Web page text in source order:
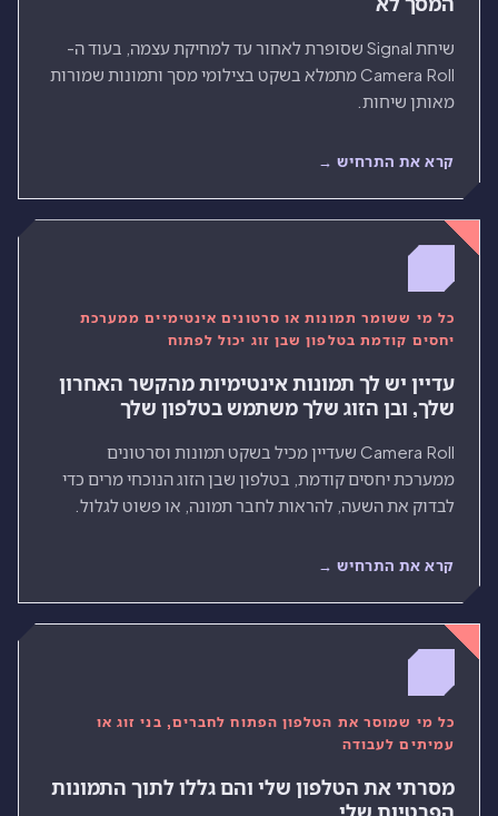
שיחת Signal שסופרת לאחור עד למחיקת עצמה, בעוד ה-
Camera Roll מתמלא בשקט בצילומי מסך ותמונות שמורות
מאותן שיחות.
קרא את התרחיש →
כל מי ששומר תמונות או סרטונים אינטימיים ממערכת
יחסים קודמת בטלפון שבן זוג יכול לפתוח
עדיין יש לך תמונות אינטימיות מהקשר האחרון
שלך, ובן הזוג שלך משתמש בטלפון שלך
Camera Roll שעדיין מכיל בשקט תמונות וסרטונים
ממערכת יחסים קודמת, בטלפון שבן הזוג הנוכחי מרים כדי
לבדוק את השעה, להראות לחבר תמונה, או פשוט לגלול.
קרא את התרחיש →
כל מי שמוסר את הטלפון הפתוח לחברים, בני זוג או
עמיתים לעבודה
מסרתי את הטלפון שלי והם גללו לתוך התמונות